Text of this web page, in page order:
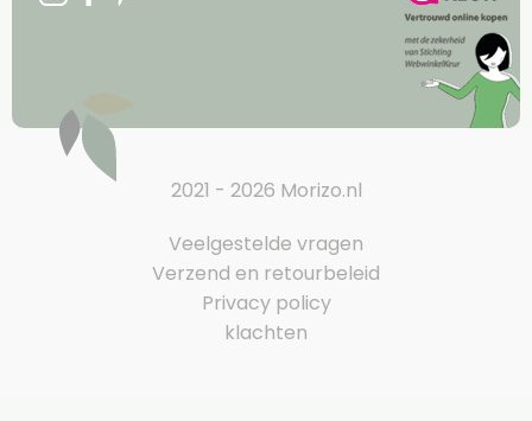
2021 - 2026 Morizo.nl
Veelgestelde vragen
Verzend en retourbeleid
Privacy policy
klachten